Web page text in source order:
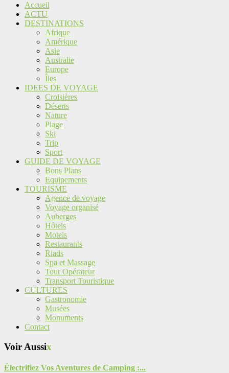
Accueil
ACTU
DESTINATIONS
Afrique
Amérique
Asie
Australie
Europe
Îles
IDEES DE VOYAGE
Croisières
Déserts
Nature
Plage
Ski
Trip
Sport
GUIDE DE VOYAGE
Bons Plans
Equipements
TOURISME
Agence de voyage
Voyage organisé
Auberges
Hôtels
Motels
Restaurants
Riads
Spa et Massage
Tour Opérateur
Transport Touristique
CULTURES
Gastronomie
Musées
Monuments
Contact
Voir Aussix
Électrifiez Vos Aventures de Camping :...